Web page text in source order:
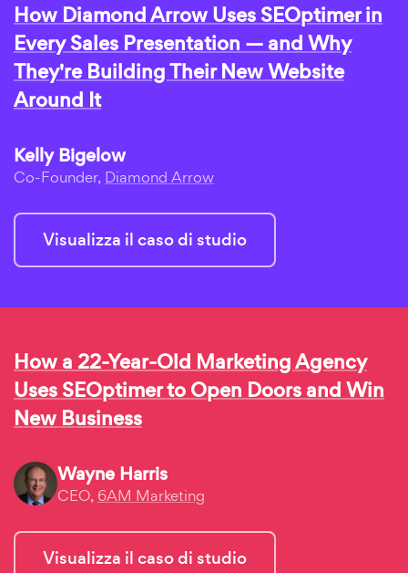
How Diamond Arrow Uses SEOptimer in
Every Sales Presentation — and Why
They're Building Their New Website
Around It
Kelly Bigelow
Co-Founder, Diamond Arrow
Visualizza il caso di studio
How a 22-Year-Old Marketing Agency
Uses SEOptimer to Open Doors and Win
New Business
Wayne Harris
CEO, 6AM Marketing
Visualizza il caso di studio